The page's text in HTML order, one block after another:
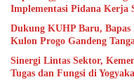
Implementasi Pidana Kerja
Dukung KUHP Baru,
Kulon Progo Gandeng
Sinergi Lintas Sektor,
Tugas dan Fungsi di